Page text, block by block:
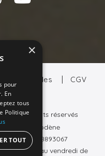
Légales
CGV
- tous droits réservés
- 13720 Belcodène
TVA FR80818893067
99 (du lundi au vendredi de
×
pour
En
tous
Politique
TOUT